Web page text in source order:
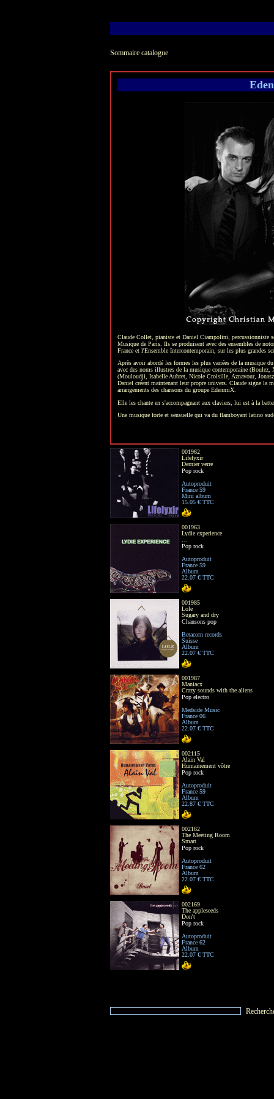
Sommaire catalogue
001790
Caine
Chansons pop
La cour des grands
Autoproduit
France 59
4 titres
New Life
Feeling a dream
Pop rock
France 94
5 titres
9.64 € TTC
001909
Yules
The release
Productions Spéciales
France 21
Album
001962
Lifelyxir
Dernier verre
Pop rock
Autoproduit
France 59
Mini album
15.05 € TTC
001963
Lydie experience
Pop rock
Autoproduit
France 59
Album
22.07 € TTC
001985
Lole
Sugary and dry
Chansons pop
Betacorn records
Suisse
Album
22.07 € TTC
001987
Maniacx
Crazy sounds with the aliens
Pop electro
Medside Music
France 06
Album
22.07 € TTC
002115
Alain Val
Humainement vôtre
Pop rock
Autoproduit
France 59
Album
22.87 € TTC
002162
The Meeting Room
Smart
Pop rock
Autoproduit
France 62
Album
22.07 € TTC
002169
The appleseeds
Don't
Pop rock
Autoproduit
France 62
Album
22.07 € TTC
Claude Collet, pianiste et Daniel Ciampolini, percussionniste
Musique de Paris. Ils se produisent avec des ensembles de
France et l'Ensemble Intercontemporain, sur les plus grandes
Après avoir abordé les formes les plus variées de la musique
avec des noms illustres de la musique contemporaine
(Mouloudji, Isabelle Aubret, Nicole Croisille, Aznavour,
Daniel créent maintenant leur propre univers. Claude signe la
arrangements des chansons du groupe EdenmiX.
Elle les chante en s'accompagnant aux claviers, lui est à la
Une musique forte et sensuelle qui va du flamboyant latino